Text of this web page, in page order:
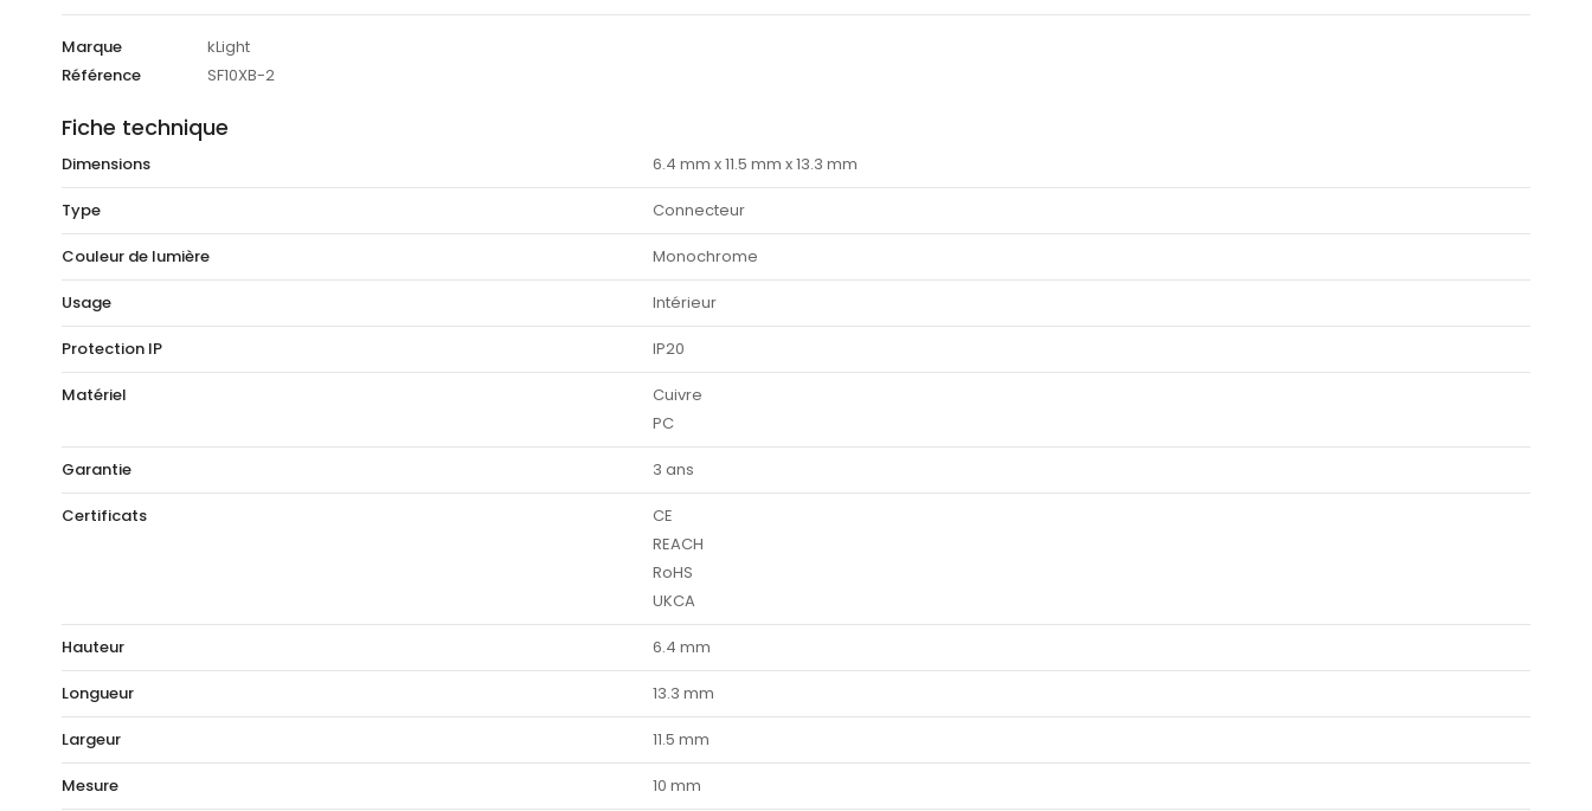
Marque
kLight
Référence
SF10XB-2
Fiche technique
Dimensions 6.4 mm x 11.5 mm x 13.3 mm
Type Connecteur
Couleur de lumière Monochrome
Usage Intérieur
Protection IP IP20
Matériel
Cuivre
PC
Garantie 3 ans
Certificats
CE
REACH
RoHS
UKCA
Hauteur 6.4 mm
Longueur 13.3 mm
Largeur 11.5 mm
Mesure 10 mm